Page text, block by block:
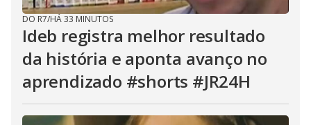
DO R7/HÁ 33 MINUTOS
Ideb registra melhor resultado
da história e aponta avanço no
aprendizado #shorts #JR24H